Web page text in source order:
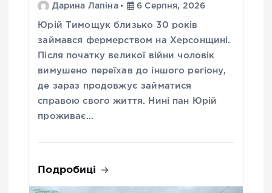
Дарина Лапіна 6 Серпня, 2026
Юрій Тимощук близько 30 років
займався фермерством на Херсонщині.
Після початку великої війни чоловік
вимушено переїхав до іншого регіону,
де зараз продовжує займатися
справою свого життя. Нині пан Юрій
проживає…
Подробиці